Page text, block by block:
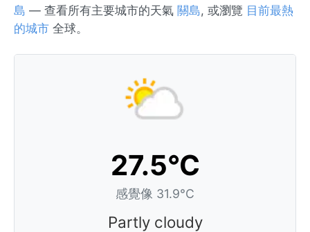
島 — 查看所有主要城市的天氣 關島, 或瀏覽 目前最熱
的城市 全球。
27.5°C
感覺像 31.9°C
Partly cloudy